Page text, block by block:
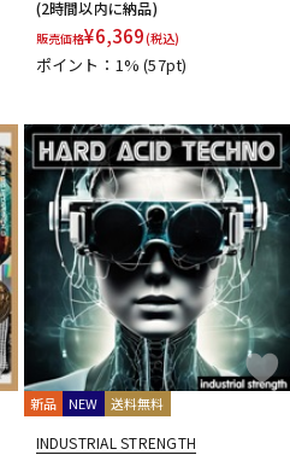
(2時間以内に納品)
販売価格¥6,369(税込)
ポイント：1%(57pt)
新品 NEW 送料無料
INDUSTRIAL STRENGTH